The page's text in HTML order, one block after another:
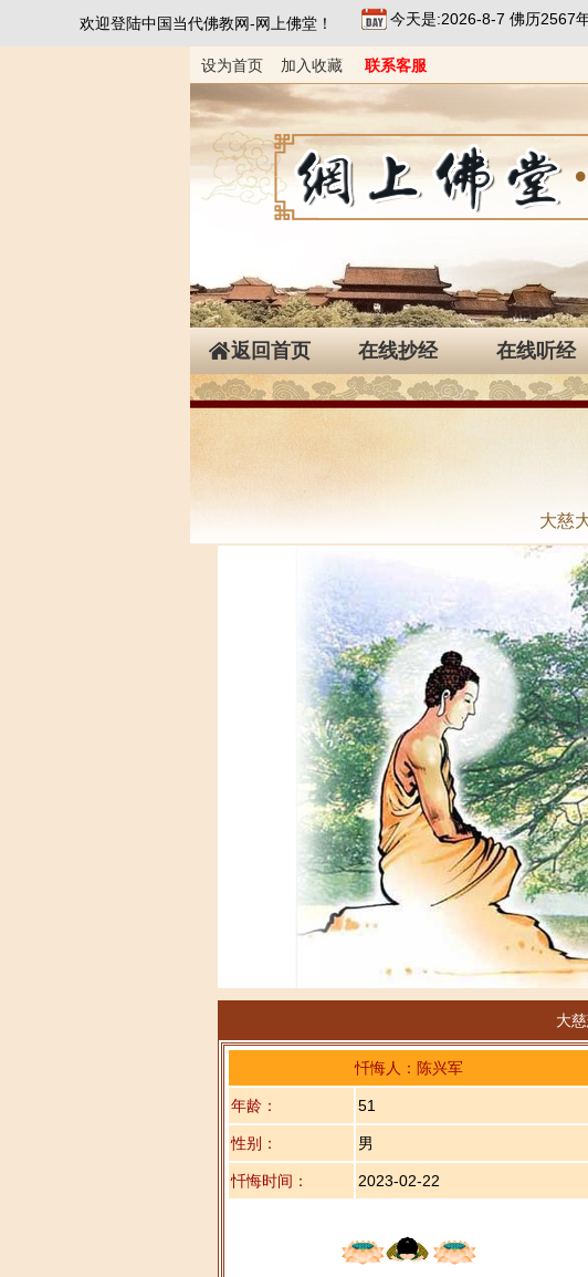
欢迎登陆中国当代佛教网-网上佛堂！ 今天是:2026-8-7 佛历2567
设为首页 加入收藏 联系客服
返回首页 在线抄经 在线听经
大慈
大
忏悔人：陈兴军
年龄： 51
性别： 男
忏悔时间： 2023-02-22